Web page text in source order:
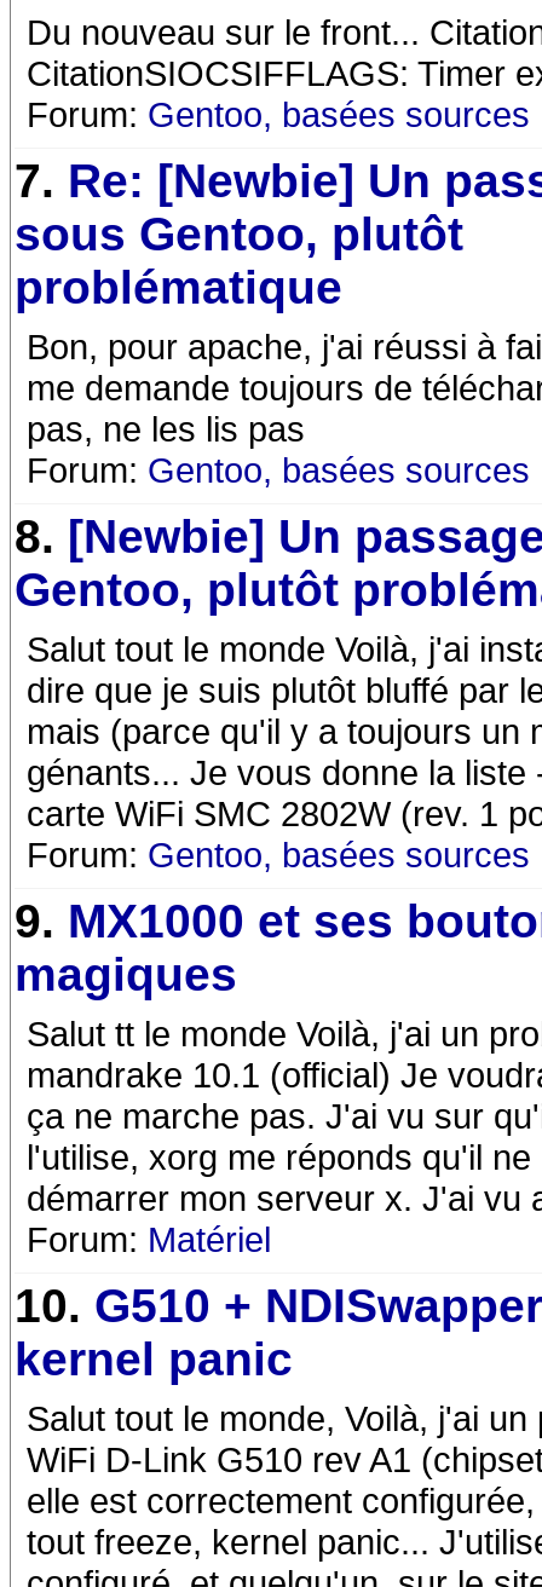
Du nouveau sur le front...
CitationSIOCSIFFLAGS: Timer
Forum: Gentoo, basées sources
7. Re: [Newbie] Un
sous Gentoo, plutôt
problématique
Bon, pour apache, j'ai réussi à
me demande toujours de
pas, ne les lis pas
Forum: Gentoo, basées sources
8. [Newbie] Un
Gentoo, plutôt
Salut tout le monde Voilà, j'ai
dire que je suis plutôt bluffé par
mais (parce qu'il y a toujours un
génants... Je vous donne la
carte WiFi SMC 2802W (rev. 1
Forum: Gentoo, basées sources
9. MX1000 et ses
magiques
Salut tt le monde Voilà, j'ai un
mandrake 10.1 (official) Je
ça ne marche pas. J'ai vu sur
l'utilise, xorg me réponds qu'il
démarrer mon serveur x. J'ai vu
Forum: Matériel
10. G510 +
kernel panic
Salut tout le monde, Voilà, j'ai
WiFi D-Link G510 rev A1
elle est correctement
tout freeze, kernel panic...